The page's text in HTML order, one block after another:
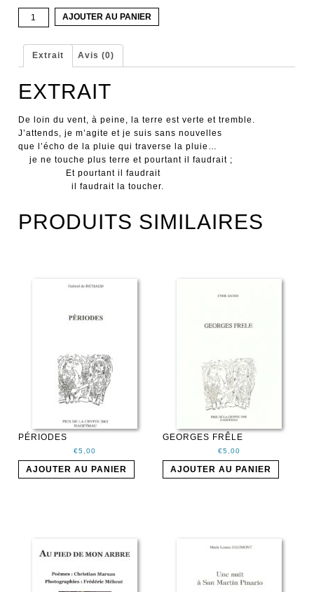
quantité
de
sauve
AJOUTER AU PANIER
Extrait Avis (0)
EXTRAIT
De loin du vent, à peine, la terre est verte et tremble.
J’attends, je m’agite et je suis sans nouvelles
que l’écho de la pluie qui traverse la pluie…
je ne touche plus terre et pourtant il faudrait ;
Et pourtant il faudrait
il faudrait la toucher.
PRODUITS SIMILAIRES
PÉRIODES
€5,00
AJOUTER AU PANIER
GEORGES FRÊLE
€5,00
AJOUTER AU PANIER